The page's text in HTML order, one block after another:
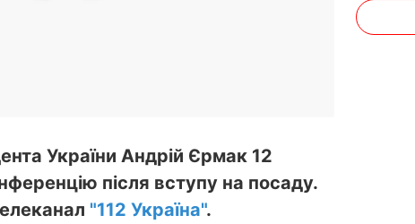
України Андрій Єрмак 12
після вступу на посаду.
"112 Україна".